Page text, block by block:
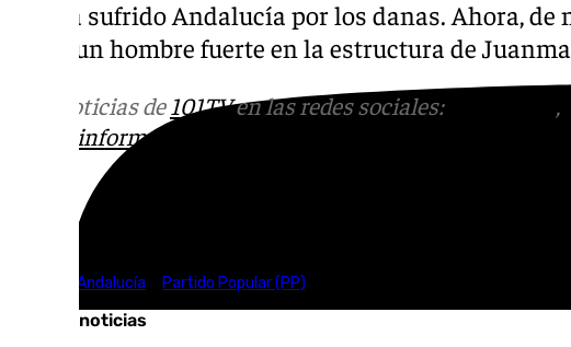
que ha sufrido Andalucía por los danas. Ahora, de
como un hombre fuerte en la estructura de
Más noticias de101TVen las redes sociales: ,
informativos@101tv.es
Junta de Andalucía
Partido Popular (PP)
Últimas noticias